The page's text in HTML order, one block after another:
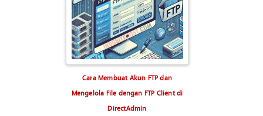
Cara Membuat Akun FTP dan
Mengelola File dengan FTP Client di
DirectAdmin